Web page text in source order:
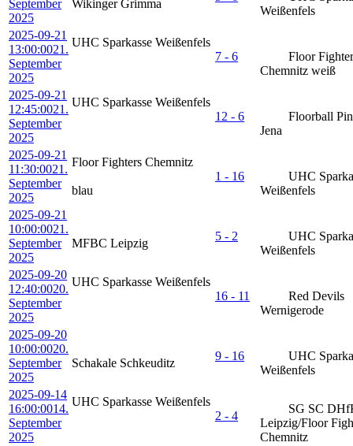
September
2025
Wikinger Grimma
Weißenfels
2025-09-21
13:00:0021.
September
2025
UHC Sparkasse Weißenfels
7 - 6
Floor
Chemnitz weiß
2025-09-21
12:45:0021.
September
2025
UHC Sparkasse Weißenfels
12 - 6
Floorball
Jena
2025-09-21
11:30:0021.
September
2025
Floor Fighters Chemnitz
blau
1 - 16
UHC
Weißenfels
2025-09-21
10:00:0021.
September
2025
MFBC Leipzig
5 - 2
UHC
Weißenfels
2025-09-20
12:40:0020.
September
2025
UHC Sparkasse Weißenfels
16 - 11
Red Devils
Wernigerode
2025-09-20
10:00:0020.
September
2025
Schakale Schkeuditz
9 - 16
UHC
Weißenfels
2025-09-14
16:00:0014.
September
2025
UHC Sparkasse Weißenfels
2 - 4
SG SC
Leipzig/Floor
Chemnitz